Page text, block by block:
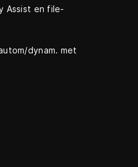
Assist en file-
dynam. met